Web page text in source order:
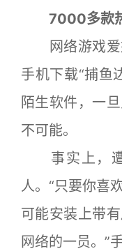
7000多款
网络游戏爱
手机下载“捕鱼
陌生软件，一
不可能。
事实上，遭
人。“只要你喜
可能安装上带
网络的一员。”